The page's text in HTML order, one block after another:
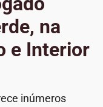
na
e Interior
inúmeros